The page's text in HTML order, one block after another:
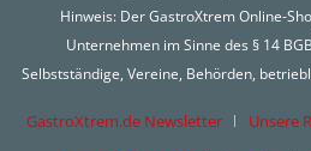
Hinweis: Der GastroXtrem Online-
Unternehmen im Sinne des § 14
Selbstständige, Vereine, Behörden,
GastroXtrem.de Newsletter Unsere